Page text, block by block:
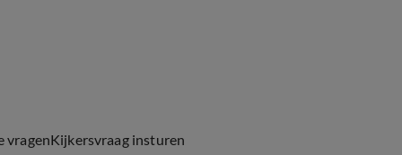
vragenKijkersvraag insturen